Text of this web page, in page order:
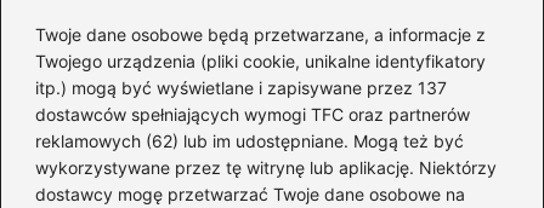
Twoje dane osobowe będą przetwarzane, a informacje z
Twojego urządzenia (pliki cookie, unikalne identyfikatory
itp.) mogą być wyświetlane i zapisywane przez 137
dostawców spełniających wymogi TFC oraz partnerów
reklamowych (62) lub im udostępniane. Mogą też być
wykorzystywane przez tę witrynę lub aplikację. Niektórzy
dostawcy mogę przetwarzać Twoje dane osobowe na
Akumulatory (85)
Benzyna i Diesel (80)
Motocykle(50)
Opony(77)
Prawo jazdy(65)
Quady(2)